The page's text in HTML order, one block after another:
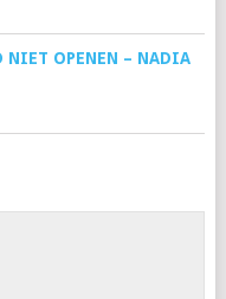
OPENEN – NADIA